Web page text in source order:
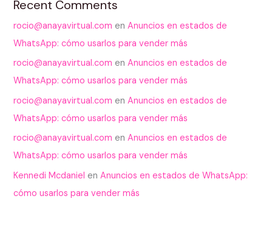
Recent Comments
rocio@anayavirtual.com enAnuncios en estados de
WhatsApp: cómo usarlos para vender más
rocio@anayavirtual.com enAnuncios en estados de
WhatsApp: cómo usarlos para vender más
rocio@anayavirtual.com enAnuncios en estados de
WhatsApp: cómo usarlos para vender más
rocio@anayavirtual.com enAnuncios en estados de
WhatsApp: cómo usarlos para vender más
Kennedi Mcdaniel enAnuncios en estados de WhatsApp:
cómo usarlos para vender más